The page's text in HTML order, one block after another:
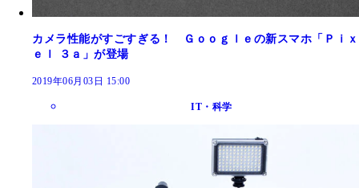
カメラ性能がすごすぎる！ Ｇｏｏｇｌｅの新スマホ「Ｐｉｘ
ｅｌ ３ａ」が登場
2019年06月03日 15:00
IT・科学